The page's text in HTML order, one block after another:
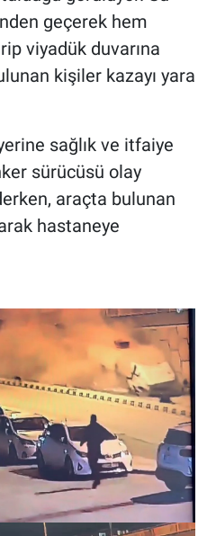
geçerek hem
viyadük duvarına
kişiler kazayı yara
sağlık ve itfaiye
sürücüsü olay
araçta bulunan
hastaneye